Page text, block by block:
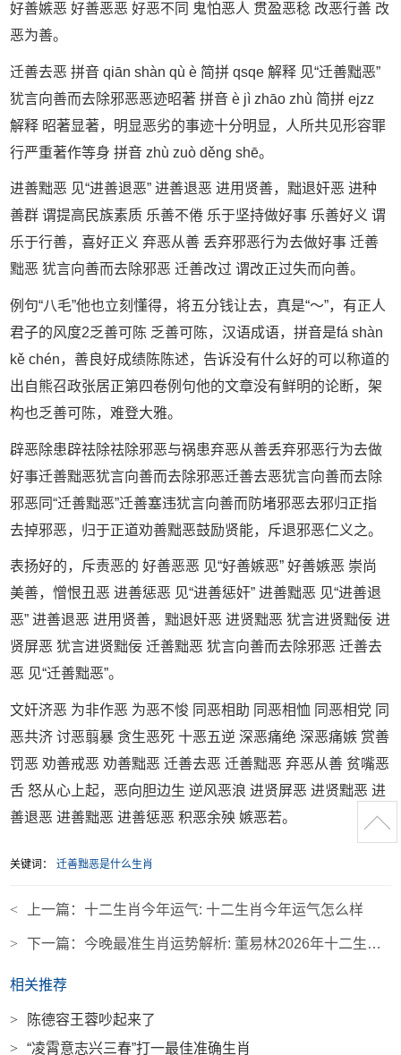
好善嫉恶 好善恶恶 好恶不同 鬼怕恶人 贯盈恶稔 改恶行善 改
恶为善。
迁善去恶 拼音 qiān shàn qù è 简拼 qsqe 解释 见“迁善黜恶”
犹言向善而去除邪恶恶迹昭著 拼音 è jì zhāo zhù 简拼 ejzz
解释 昭著显著，明显恶劣的事迹十分明显，人所共见形容罪
行严重著作等身 拼音 zhù zuò děng shē。
进善黜恶 见“进善退恶” 进善退恶 进用贤善，黜退奸恶 进种
善群 谓提高民族素质 乐善不倦 乐于坚持做好事 乐善好义 谓
乐于行善，喜好正义 弃恶从善 丢弃邪恶行为去做好事 迁善
黜恶 犹言向善而去除邪恶 迁善改过 谓改正过失而向善。
例句“八毛”他也立刻懂得，将五分钱让去，真是“～”，有正人
君子的风度2乏善可陈 乏善可陈，汉语成语，拼音是fá shàn
kě chén，善良好成绩陈陈述，告诉没有什么好的可以称道的
出自熊召政张居正第四卷例句他的文章没有鲜明的论断，架
构也乏善可陈，难登大雅。
辟恶除患辟祛除祛除邪恶与祸患弃恶从善丢弃邪恶行为去做
好事迁善黜恶犹言向善而去除邪恶迁善去恶犹言向善而去除
邪恶同“迁善黜恶”迁善塞违犹言向善而防堵邪恶去邪归正指
去掉邪恶，归于正道劝善黜恶鼓励贤能，斥退邪恶仁义之。
表扬好的，斥责恶的 好善恶恶 见“好善嫉恶” 好善嫉恶 崇尚
美善，憎恨丑恶 进善惩恶 见“进善惩奸” 进善黜恶 见“进善退
恶” 进善退恶 进用贤善，黜退奸恶 进贤黜恶 犹言进贤黜佞 进
贤屏恶 犹言进贤黜佞 迁善黜恶 犹言向善而去除邪恶 迁善去
恶 见“迁善黜恶”。
文奸济恶 为非作恶 为恶不悛 同恶相助 同恶相恤 同恶相党 同
恶共济 讨恶翦暴 贪生恶死 十恶五逆 深恶痛绝 深恶痛嫉 赏善
罚恶 劝善戒恶 劝善黜恶 迁善去恶 迁善黜恶 弃恶从善 贫嘴恶
舌 怒从心上起，恶向胆边生 逆风恶浪 进贤屏恶 进贤黜恶 进
善退恶 进善黜恶 进善惩恶 积恶余殃 嫉恶若。
关键词： 迁善黜恶是什么生肖
< 上一篇： 十二生肖今年运气: 十二生肖今年运气怎么样
> 下一篇：今晚最准生肖运势解析: 董易林2026年十二生肖运势
相关推荐
>
陈德容王蓉吵起来了
>
“凌霄意志兴三春”打一最佳准确生肖